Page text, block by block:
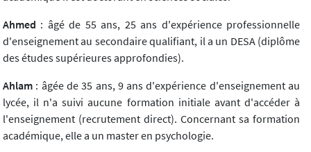
Ahmed : âgé de 55 ans, 25 ans d'expérience professionnelle
d'enseignement au secondaire qualifiant, il a un DESA (diplôme
des études supérieures approfondies).
Ahlam : âgée de 35 ans, 9 ans d'expérience d'enseignement au
lycée, il n'a suivi aucune formation initiale avant d'accéder à
l'enseignement (recrutement direct). Concernant sa formation
académique, elle a un master en psychologie.